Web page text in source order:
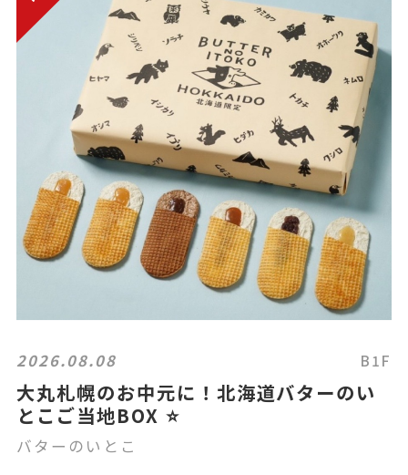
2026.08.08 B1F
大丸札幌のお中元に！北海道バターのい
とこご当地BOX ⭐️
バターのいとこ